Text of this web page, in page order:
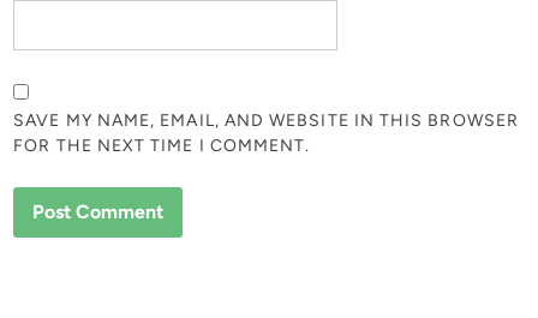
SAVE MY NAME, EMAIL, AND WEBSITE IN THIS BROWSER
FOR THE NEXT TIME I COMMENT.